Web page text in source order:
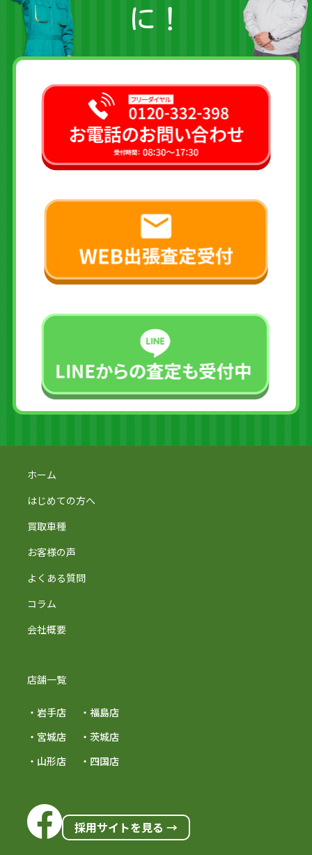
に！
ホーム
はじめての方へ
買取車種
お客様の声
よくある質問
コラム
会社概要
店舗一覧
・岩手店
・宮城店
・山形店
・福島店
・茨城店
・四国店
採用サイトを見る →